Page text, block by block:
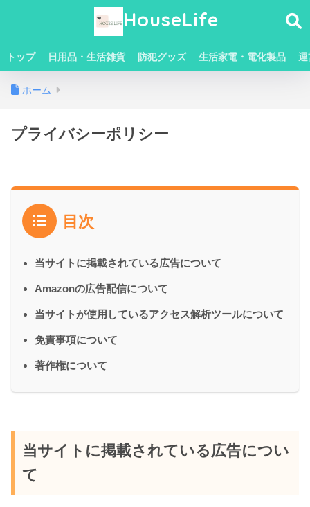
HouseLife
トップ 日用品・生活雑貨 防犯グッズ 生活家電・電化製品 運
ホーム
プライバシーポリシー
目次
当サイトに掲載されている広告について
Amazonの広告配信について
当サイトが使用しているアクセス解析ツールについて
免責事項について
著作権について
当サイトに掲載されている広告につい
て